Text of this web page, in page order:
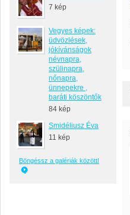
7 kép
Vegyes képek:
üdvözlések,
jókívánságok
névnapra,
szülinapra,
nőnapra,
ünnepekre ,
baráti köszöntők
84 kép
Smidéliusz Éva
11 kép
Böngéssz a galériák között!